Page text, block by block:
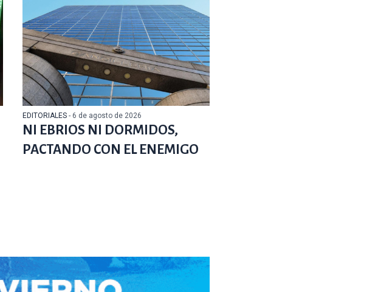
EDITORIALES - 6 de agosto de 2026
NI EBRIOS NI DORMIDOS,
PACTANDO CON EL ENEMIGO